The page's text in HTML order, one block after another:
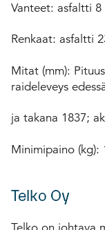
Vanteet: asfaltti
Renkaat: asfaltti
Mitat (mm):
raideleveys
ja takana 1837;
Minimipaino (kg):
Telko Oy